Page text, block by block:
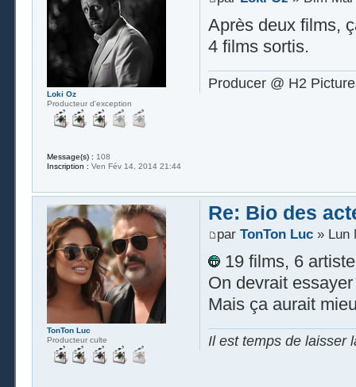
Après deux films,
4 films sortis.
Producer @ H2
Loki Oz
Producteur d'exception
Message(s) : 108
Inscription : Ven Fév 14, 2014 21:44
Re: Bio des
par TonTon Luc» Lun
19 films, 6
On devrait
Mais ça aurait
Il est temps de laisser
TonTon Luc
Producteur culte